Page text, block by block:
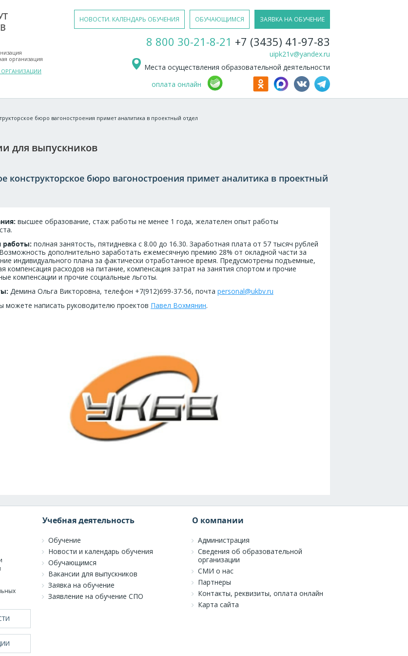
организация
ЗАЯВКА НА ОБУЧЕНИЕ
ОБУЧАЮЩИМСЯ
НОВОСТИ. КАЛЕНДАРЬ ОБУЧЕНИЯ
8 800 30-21-8-21 +7 (3435) 41-97-83
uipk21v@yandex.ru
Места осуществления образовательной деятельности
оплата онлайн
бюро вагоностроения примет аналитика в проектный отдел
для выпускников
конструкторское бюро вагоностроения примет аналитика в проектный
высшее образование, стаж работы не менее 1 года, желателен опыт работы
работы: полная занятость, пятидневка с 8.00 до 16.30. Заработная плата от 57 тысяч рублей
дополнительно заработать ежемесячную премию 28% от окладной части за
индивидуального плана за фактически отработанное время. Предусмотрены подъемные,
компенсация расходов на питание, компенсация затрат на занятия спортом и прочие
компенсации и прочие социальные льготы.
Демина Ольга Викторовна, телефон +7(912)699-37-56, почта personal@ukbv.ru
можете написать руководителю проектов Павел Вохмянин.
Учебная деятельность
Обучение
Новости и календарь обучения
Обучающимся
Вакансии для выпускников
Заявка на обучение
Заявление на обучение СПО
О компании
Администрация
Сведения об образовательной
организации
СМИ о нас
Партнеры
Контакты, реквизиты, оплата онлайн
Карта сайта